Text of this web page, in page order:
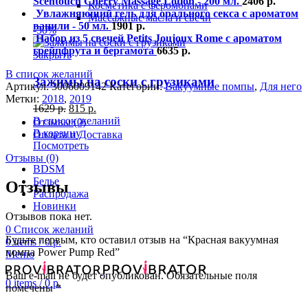
Косметика с феромонами
Массажные масла и свечи
-50%
Закрыть
Зажимы на соски с грузиками
1629р. 815 р.
В список желаний
В корзину
Посмотреть
BDSM
Белье
Распродажа
Новинки
0 Список желаний
0items / 0р.
Меню
0items / 0р.
Увлажняющий гель для орального секса с ароматом
ванили - 50 мл.1901р.
Набор из 5 свечей Petits Joujoux Rome с ароматом
грейпфрута и бергамота6635р.
В список желаний
Артикул:3006009142 Категории:Вакуумные помпы, Для него
Метки: 2018, 2019
Отзывы (0)
Оплата и Доставка
Отзывы (0)
Отзывы
Отзывов пока нет.
Будьте первым, кто оставил отзыв на “Красная вакуумная
помпа Power Pump Red”
Ваш e-mail не будет опубликован.Обязательные поля
помечены*